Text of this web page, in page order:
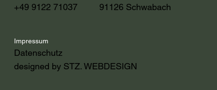
+49 9122 71037
91126 Schwabach
Impressum
Datenschutz
designed by STZ. WEBDESIGN